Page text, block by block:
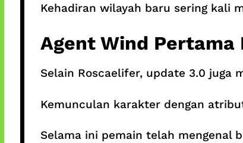
Kehadiran wilayah baru sering kali
Agent Wind Pertama
Selain Roscaelifer, update 3.0 juga
Kemunculan karakter dengan
Selama ini pemain telah mengenal